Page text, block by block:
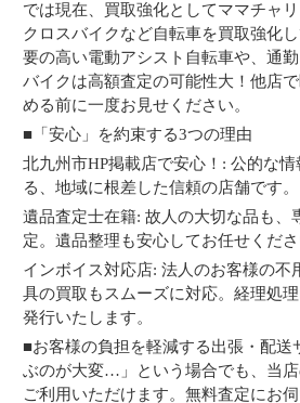
では現在、買取強化としてママチャ
クロスバイクなど自転車を買取強化
要の高い電動アシスト自転車や、通
バイクは高額査定の可能性大！他店
める前に一度お見せください。
■「安心」を約束する3つの理由
北九州市HP掲載店で安心！: 公的な
る、地域に根差した信頼の店舗です。
遺品査定士在籍: 故人の大切な品も、
定。遺品整理も安心してお任せくださ
インボイス対応店: 法人のお客様の不
具の買取もスムーズに対応。経理処
発行いたします。
■お客様の負担を軽減する出張・配送
ぶのが大変…」という場合でも、当
ご利用いただけます。無料査定にお